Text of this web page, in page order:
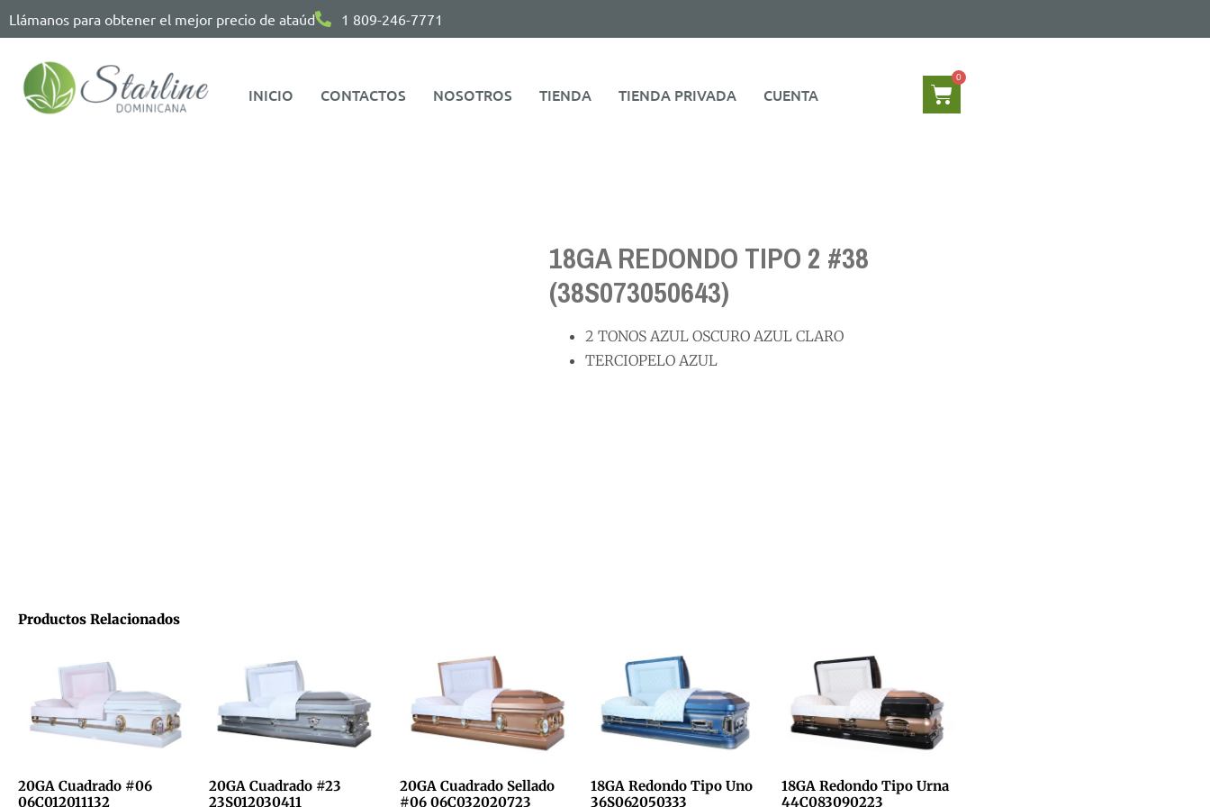
Llámanos para obtener el mejor precio de ataúd 1 809-246-7771
INICIO CONTACTOS NOSOTROS TIENDA TIENDA PRIVADA CUENTA
18GA REDONDO TIPO 2 #38
(38S073050643)
2 TONOS AZUL OSCURO AZUL CLARO
TERCIOPELO AZUL
Productos Relacionados
20GA Cuadrado #06
06C012011132
20GA Cuadrado #23
23S012030411
20GA Cuadrado Sellado
#06 06C032020723
18GA Redondo Tipo Uno
36S062050333
18GA Redondo Tipo Urna
44C083090223